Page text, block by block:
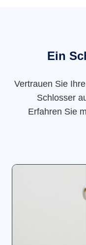
Ein
Vertrauen Sie
Schlosser
Erfahren Sie